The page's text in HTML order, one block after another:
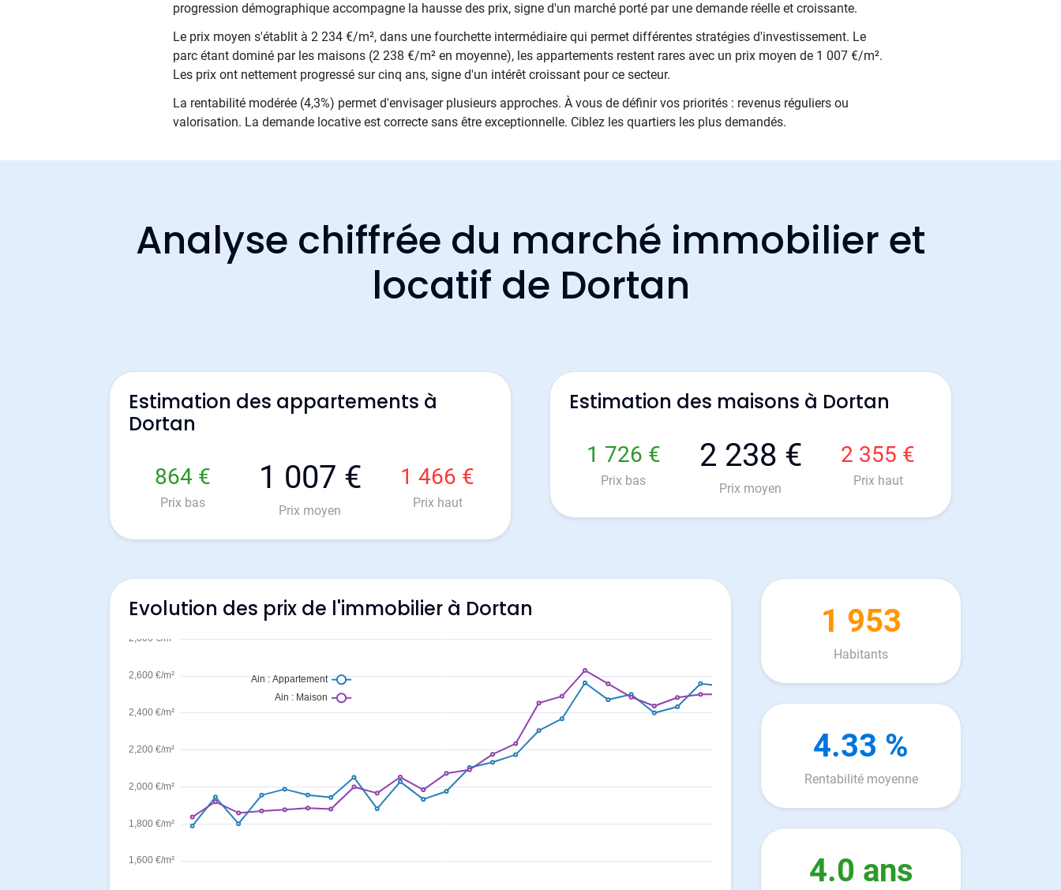
progression démographique accompagne la hausse des prix, signe d'un marché porté par une demande réelle et croissante.
Le prix moyen s'établit à 2 234 €/m², dans une fourchette intermédiaire qui permet différentes stratégies d'investissement. Le
parc étant dominé par les maisons (2 238 €/m² en moyenne), les appartements restent rares avec un prix moyen de 1 007 €/m².
Les prix ont nettement progressé sur cinq ans, signe d'un intérêt croissant pour ce secteur.
La rentabilité modérée (4,3%) permet d'envisager plusieurs approches. À vous de définir vos priorités : revenus réguliers ou
valorisation. La demande locative est correcte sans être exceptionnelle. Ciblez les quartiers les plus demandés.
Analyse chiffrée du marché immobilier et
locatif de Dortan
Estimation des appartements à
Dortan
864 €
Prix bas
1 007 €
Prix moyen
1 466 €
Prix haut
Estimation des maisons à Dortan
1 726 €
Prix bas
2 238 €
Prix moyen
2 355 €
Prix haut
Evolution des prix de l'immobilier à Dortan 1 953
Habitants
4.33 %
Rentabilité moyenne
4.0 ans